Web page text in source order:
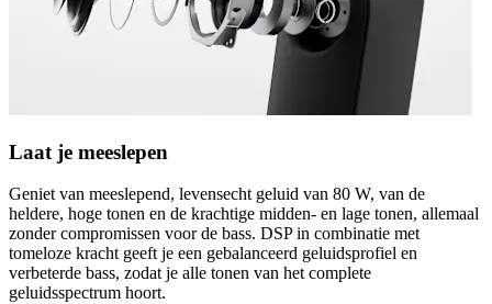
Laat je meeslepen
Geniet van meeslepend, levensecht geluid van 80 W, van de
heldere, hoge tonen en de krachtige midden- en lage tonen, allemaal
zonder compromissen voor de bass. DSP in combinatie met
tomeloze kracht geeft je een gebalanceerd geluidsprofiel en
verbeterde bass, zodat je alle tonen van het complete
geluidsspectrum hoort.